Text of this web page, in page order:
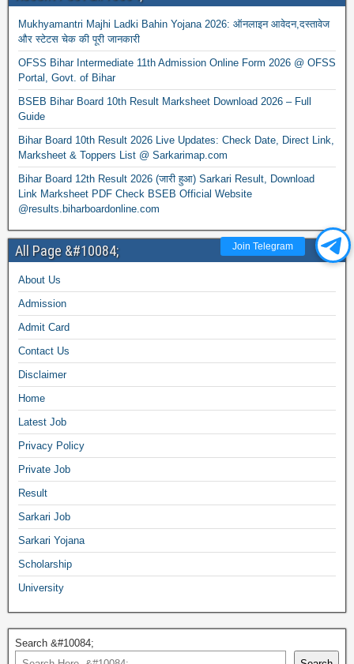
Join Telegram
Mukhyamantri Majhi Ladki Bahin Yojana 2026: ऑनलाइन आवेदन,दस्तावेज
और स्टेटस चेक की पूरी जानकारी
OFSS Bihar Intermediate 11th Admission Online Form 2026 @ OFSS
Portal, Govt. of Bihar
BSEB Bihar Board 10th Result Marksheet Download 2026 – Full
Guide
Bihar Board 10th Result 2026 Live Updates: Check Date, Direct Link,
Marksheet & Toppers List @ Sarkarimap.com
Bihar Board 12th Result 2026 (जारी हुआ) Sarkari Result, Download
Link Marksheet PDF Check BSEB Official Website
@results.biharboardonline.com
All Page &#10084;
About Us
Admission
Admit Card
Contact Us
Disclaimer
Home
Latest Job
Privacy Policy
Private Job
Result
Sarkari Job
Sarkari Yojana
Scholarship
University
Search &#10084;